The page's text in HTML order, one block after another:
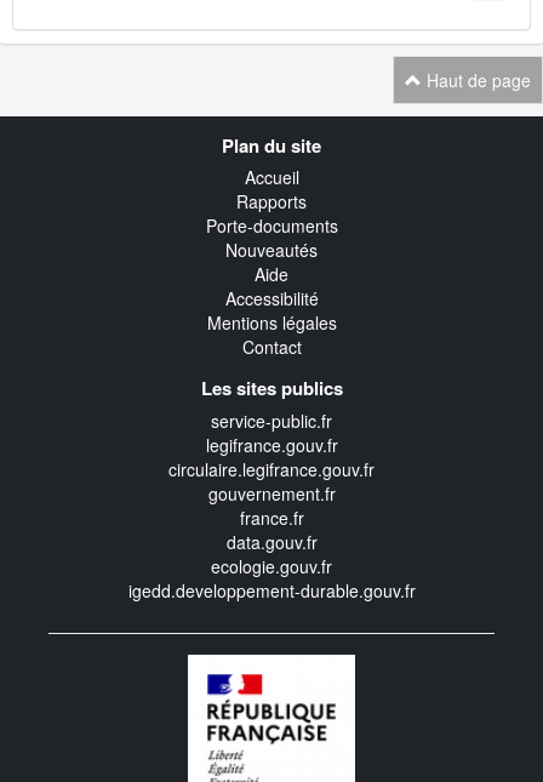
Haut de page
Plan du site
Accueil
Rapports
Porte-documents
Nouveautés
Aide
Accessibilité
Mentions légales
Contact
Les sites publics
service-public.fr
legifrance.gouv.fr
circulaire.legifrance.gouv.fr
gouvernement.fr
france.fr
data.gouv.fr
ecologie.gouv.fr
igedd.developpement-durable.gouv.fr